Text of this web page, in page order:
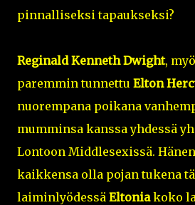
pinnalliseksi tapaukseksi?
Reginald Kenneth Dwight,
paremmin tunnettu Elton
nuorempana poikana
mumminsa kanssa yhdessä
Lontoon Middlesexissä.
kaikkensa olla pojan tukena
laiminlyödessä Eltoniakoko